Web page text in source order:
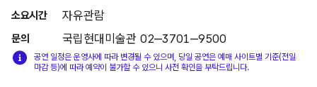
소요시간 자유관람
문의 국립현대미술관 02‒3701‒9500
공연 일정은 운영사에 따라 변경될 수 있으며, 당일 공연은 예매 사이트별 기준(전일
마감 등)에 따라 예약이 불가할 수 있으니 사전 확인을 부탁드립니다.